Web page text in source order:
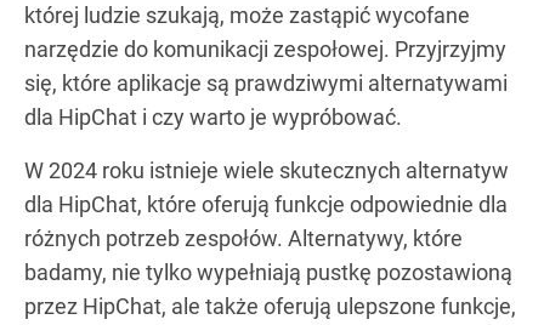
której ludzie szukają, może zastąpić wycofane
narzędzie do komunikacji zespołowej. Przyjrzyjmy
się, które aplikacje są prawdziwymi alternatywami
dla HipChat i czy warto je wypróbować.
W 2024 roku istnieje wiele skutecznych alternatyw
dla HipChat, które oferują funkcje odpowiednie dla
różnych potrzeb zespołów. Alternatywy, które
badamy, nie tylko wypełniają pustkę pozostawioną
przez HipChat, ale także oferują ulepszone funkcje,